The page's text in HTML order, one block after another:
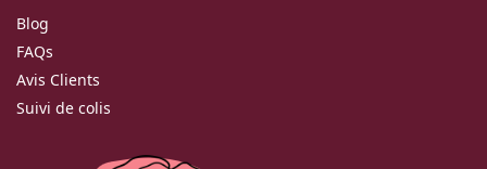
Blog
FAQs
Avis Clients
Suivi de colis